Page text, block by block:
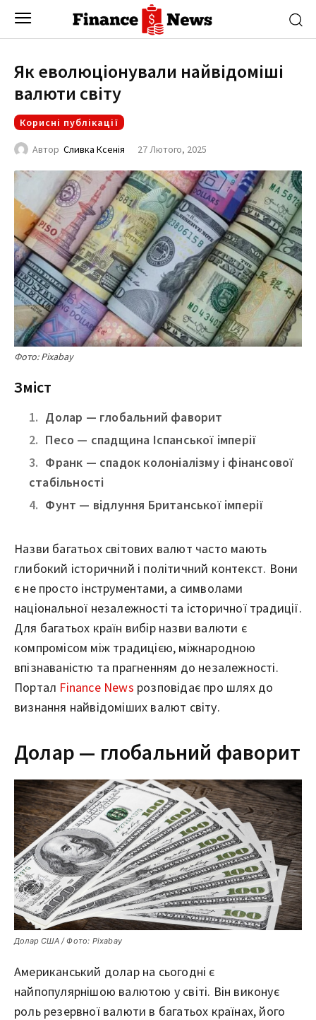
Як еволюціонували найвідоміші
валюти світу
Корисні публікації
Автор Сливка Ксенія 27 Лютого, 2025
Фото: Pixabay
Зміст
Долар — глобальний фаворит
Песо — спадщина Іспанської імперії
Франк — спадок колоніалізму і фінансової
стабільності
Фунт — відлуння Британської імперії
Назви багатьох світових валют часто мають
глибокий історичний і політичний контекст. Вони
є не просто інструментами, а символами
національної незалежності та історичної традиції.
Для багатьох країн вибір назви валюти є
компромісом між традицією, міжнародною
впізнаваністю та прагненням до незалежності.
Портал Finance News розповідає про шлях до
визнання найвідоміших валют світу.
Долар — глобальний фаворит
Долар США / Фото: Pixabay
Американський долар на сьогодні є
найпопулярнішою валютою у світі. Він виконує
роль резервної валюти в багатьох країнах, його